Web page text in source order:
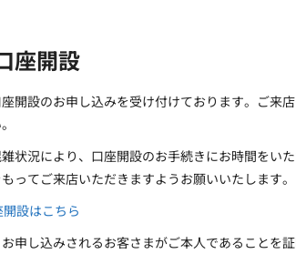
座開設
開設のお申し込みを受け付けております。ご来
状況により、口座開設のお手続きにお時間をいた
ってご来店いただきますようお願いいたします。
設はこちら
申し込みされるお客さまがご本人であることを証